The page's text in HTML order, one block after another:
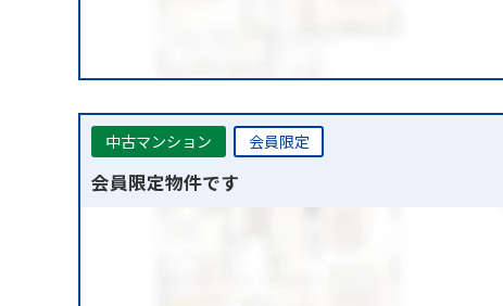
中古マンション 会員限定
会員限定物件です